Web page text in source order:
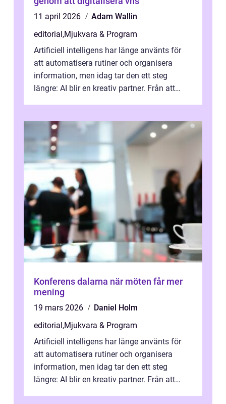
11 april 2026
Adam Wallin
editorial,Mjukvara & Program
Artificiell intelligens har länge använts för
att automatisera rutiner och organisera
information, men idag tar den ett steg
längre: AI blir en kreativ partner. Från att
Konferens dalarna när möten får mer
mening
19 mars 2026
Daniel Holm
editorial,Mjukvara & Program
Artificiell intelligens har länge använts för
att automatisera rutiner och organisera
information, men idag tar den ett steg
längre: AI blir en kreativ partner. Från att